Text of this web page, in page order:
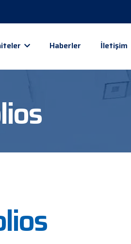
Haberler İletişim